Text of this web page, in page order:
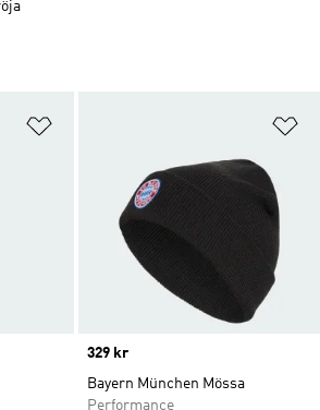
Price
329 kr
Bayern München Mössa
Performance